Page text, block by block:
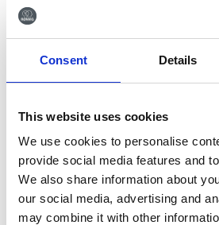
Consent Details
This website uses cookies
We use cookies to personalise
provide social media features and
We also share information about
our social media, advertising and
may combine it with other
Reduceret risiko for
Fremragende kemiske
ufølsom over for
Ideel hårdhed der svarer til ca.
øger produktlevetiden
Pochemåleren er udformet med
som bidrager til fordelene: enkel
fremragende grebsegenskaber
tryk.